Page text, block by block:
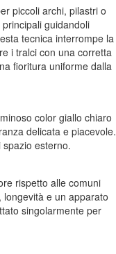
piccoli archi, pilastri o
guidandoli
tecnica interrompe la
i tralci con una corretta
fioritura uniforme dalla
color giallo chiaro
delicata e piacevole.
esterno.
rispetto alle comuni
e un apparato
singolarmente per